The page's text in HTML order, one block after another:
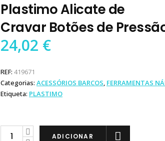
Plastimo Alicate de
Cravar Botões de
24,02 €
REF: 419671
Categorias: ACESSÓRIOS BARCOS, FERRAMENTAS
Etiqueta: PLASTIMO
Plastimo
ADICIONAR